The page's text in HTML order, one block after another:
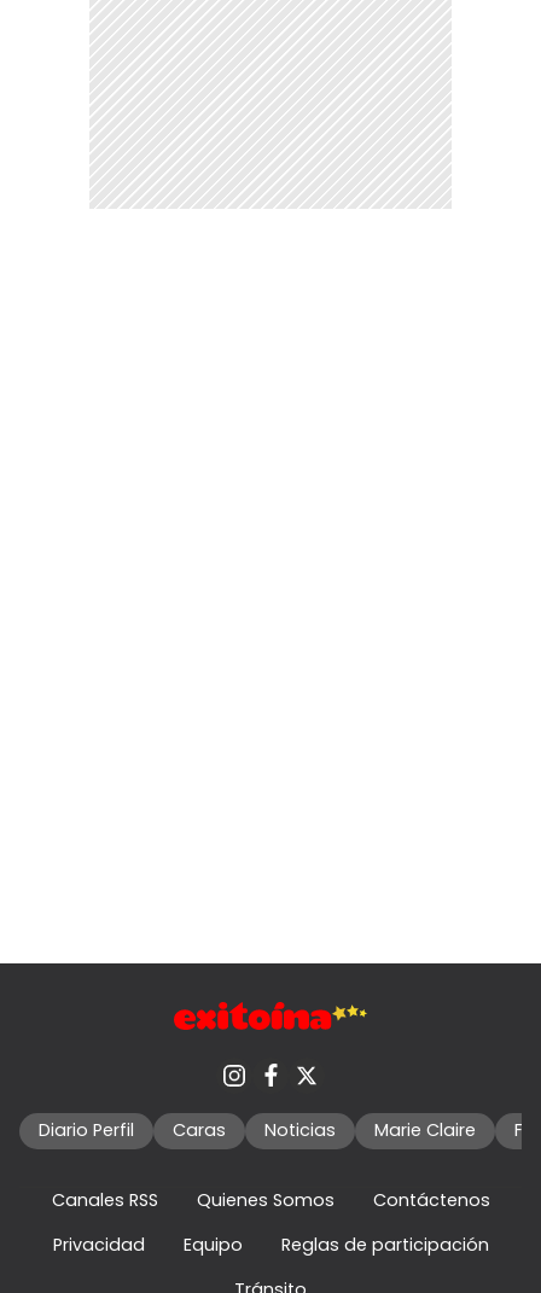
Diario Perfil Caras Noticias Marie Claire
Canales RSS Quienes Somos
Contáctenos
Privacidad
Equipo
Reglas de participación